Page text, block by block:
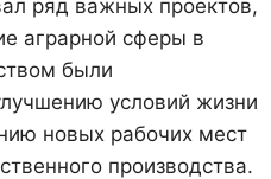
ряд важных проектов,
аграрной сферы в
были
условий жизни
новых рабочих мест
производства.